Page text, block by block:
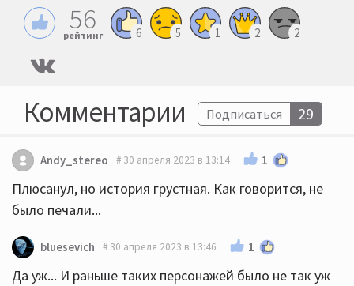
56
рейтинг 6 5 1 2 2
Комментарии Подписаться 29
Andy_stereo 30 апреля 2023 в 13:14 1
Плюсанул, но история грустная. Как говорится, не
было печали...
bluesevich 30 апреля 2023 в 13:46 1
Да уж... И раньше таких персонажей было не так уж